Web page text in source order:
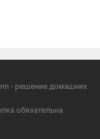
- решение домашних
обязательна.